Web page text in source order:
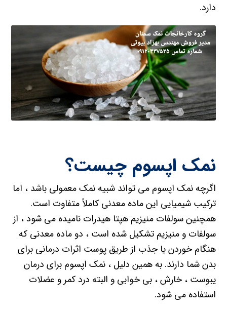
دارد.
نمک اپسوم چیست؟
اگرچه نمک اپسوم می تواند شبیه نمک معمولی باشد ، اما
ترکیب شیمیایی این ماده معدنی کاملاً متفاوت است.
همچنین سولفات منیزیم هپتا هیدرات نامیده می شود ، از
سولفات و منیزیم تشکیل شده است ، دو ماده معدنی که
هنگام خوردن یا جذب از طریق پوست اثرات درمانی برای
بدن شما دارند. به همین دلیل ، نمک اپسوم برای درمان
یبوست ، خارش ، بی خوابی و البته درد کمر و عضلات
استفاده می شود.